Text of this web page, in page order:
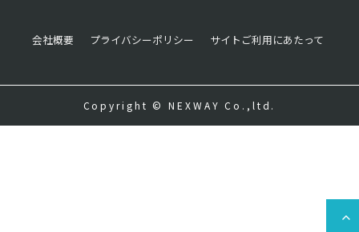
会社概要 プライバシーポリシー サイトご利用にあたって
Copyright © NEXWAY Co.,ltd.